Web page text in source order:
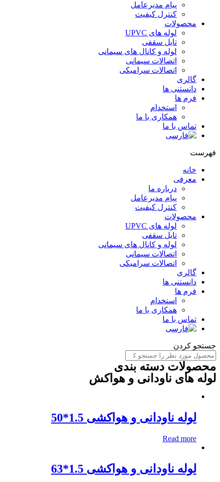
پیام مدیرعامل
کنترل کیفیت
محصولات
لوله های UPVC
تایل سقفی
لوله و کانال های سیمانی
اتصالات سیمانی
اتصالات سرامیکی
گالری
دانستنی ها
فرم ها
استخدام
همکاری با ما
تماس با ما
فهرست
خانه
معرفی
درباره ما
پیام مدیرعامل
کنترل کیفیت
محصولات
لوله های UPVC
تایل سقفی
لوله و کانال های سیمانی
اتصالات سیمانی
اتصالات سرامیکی
گالری
دانستنی ها
فرم ها
استخدام
همکاری با ما
تماس با ما
جستجو کردن
محصولات دسته بندی
لوله های ناودانی و هواکش
لوله ناودانی و هواکشی 1.5*50
Read more
لوله ناودانی و هواکشی 1.5*63